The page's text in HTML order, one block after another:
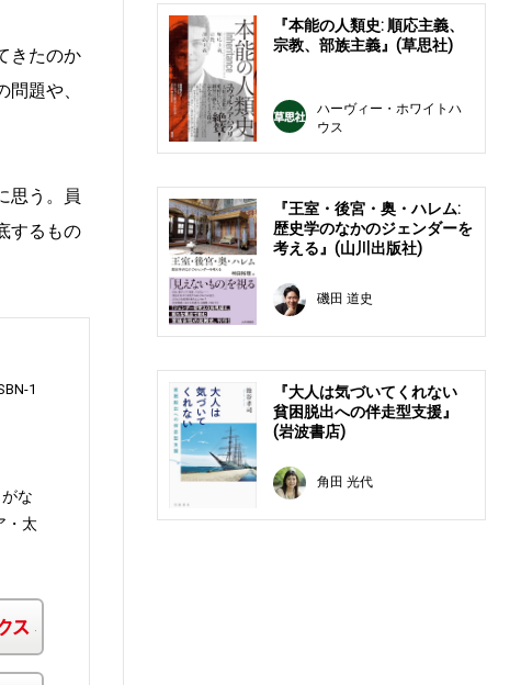
きたのか
題や、
思う。員
するもの
1
な
・太
『本能の人類史: 順応主義、
宗教、部族主義』(草思社)
ハーヴィー・ホワイトハ
ウス
『王室・後宮・奥・ハレム:
歴史学のなかのジェンダーを
考える』(山川出版社)
磯田 道史
『大人は気づいてくれない
貧困脱出への伴走型支援』
(岩波書店)
角田 光代